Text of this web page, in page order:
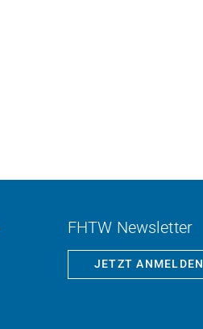
FHTW Newsletter
JETZT ANMELDEN